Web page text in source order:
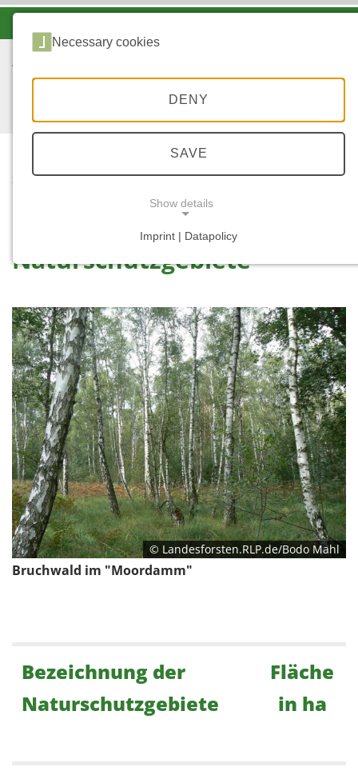
STARTSEITE
...
NATURSCHUTZGEBIETE
Naturschutzgebiete
© Landesforsten.RLP.de/Bodo Mahl
Bruchwald im "Moordamm"
Bezeichnung der
Naturschutzgebiete
Fläche
in ha
Necessary cookies
DENY
SAVE
Show details
Imprint | Datapolicy